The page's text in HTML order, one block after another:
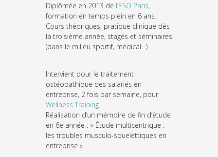
Diplômée en 2013 de l’ESO Paris,
formation en temps plein en 6 ans.
Cours théoriques, pratique clinique dès
la troisième année, stages et séminaires
(dans le milieu sportif, médical…)
Intervient pour le traitement
ostéopathique des salariés en
entreprise, 2 fois par semaine, pour
Wellness Training.
Réalisation d’un mémoire de fin d’étude
en 6e année : « Étude multicentrique :
les troubles musculo-squelettiques en
entreprise »